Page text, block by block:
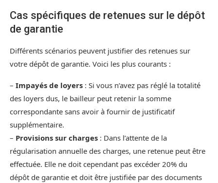
Cas spécifiques de retenues sur le dépôt
de garantie
Différents scénarios peuvent justifier des retenues sur
votre dépôt de garantie. Voici les plus courants :
– Impayés de loyers : Si vous n’avez pas réglé la totalité
des loyers dus, le bailleur peut retenir la somme
correspondante sans avoir à fournir de justificatif
supplémentaire.
– Provisions sur charges : Dans l’attente de la
régularisation annuelle des charges, une retenue peut être
effectuée. Elle ne doit cependant pas excéder 20% du
dépôt de garantie et doit être justifiée par des documents